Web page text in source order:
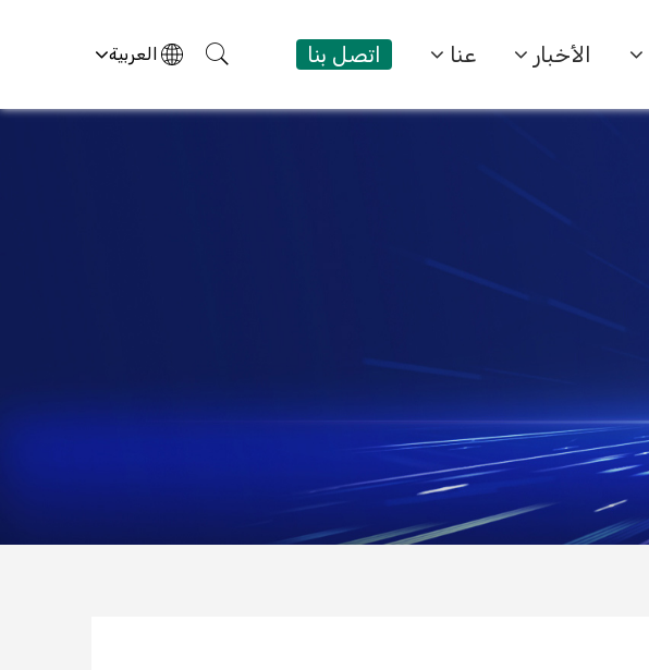
الأخبار عنا اتصل بنا العربية